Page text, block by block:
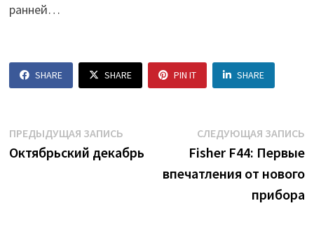
ранней…
SHARE SHARE PIN IT SHARE
Навигация
по
ПРЕДЫДУЩАЯ ЗАПИСЬПредыдущая
запись:
Октябрьский декабрь
СЛЕДУЮЩАЯ ЗАПИСЬ
Fisher F44: Первые
впечатления от нового
прибора